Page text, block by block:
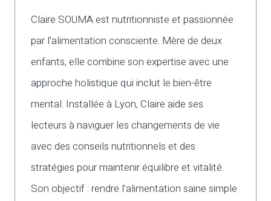
Claire SOUMA est nutritionniste et passionnée
par l'alimentation consciente. Mère de deux
enfants, elle combine son expertise avec une
approche holistique qui inclut le bien-être
mental. Installée à Lyon, Claire aide ses
lecteurs à naviguer les changements de vie
avec des conseils nutritionnels et des
stratégies pour maintenir équilibre et vitalité.
Son objectif : rendre l’alimentation saine simple